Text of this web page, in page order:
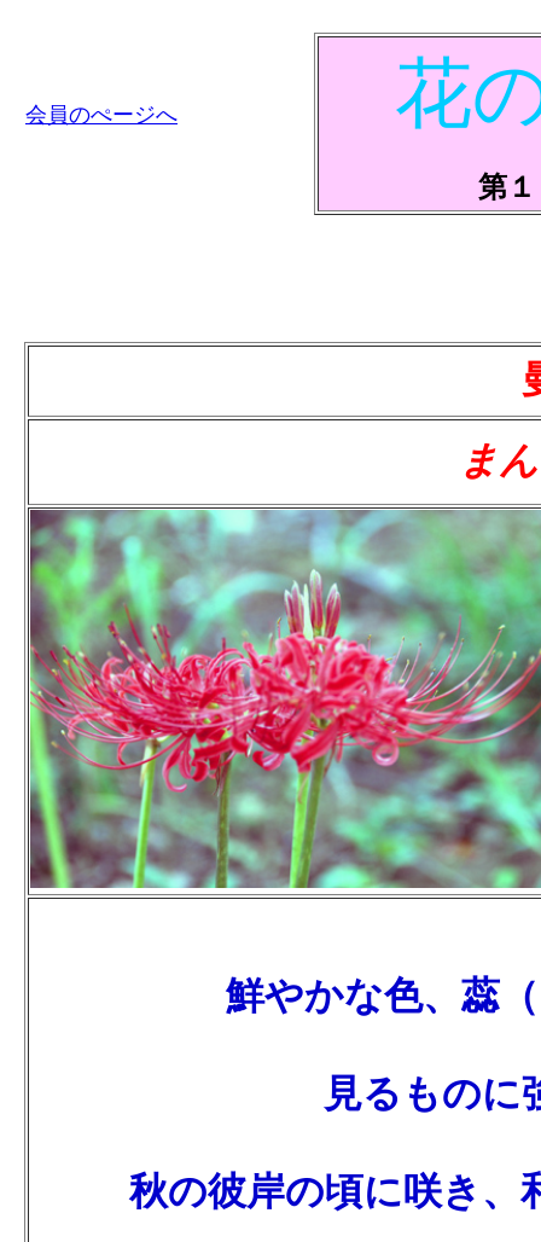
花
第
会員のぺージへ
ま
鮮やかな色、蕊
見るものに
秋の彼岸の頃に咲き、